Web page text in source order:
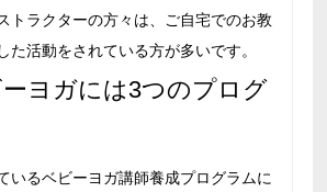
トラクターの方々は、ご自宅でのお教
た活動をされている方が多いです。
ヨガには3つのプログ
いるベビーヨガ講師養成プログラムに